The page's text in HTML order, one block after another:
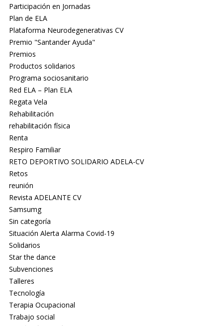
Participación en Jornadas
Plan de ELA
Plataforma Neurodegenerativas CV
Premio "Santander Ayuda"
Premios
Productos solidarios
Programa sociosanitario
Red ELA – Plan ELA
Regata Vela
Rehabilitación
rehabilitación física
Renta
Respiro Familiar
RETO DEPORTIVO SOLIDARIO ADELA-CV
Retos
reunión
Revista ADELANTE CV
Samsumg
Sin categoría
Situación Alerta Alarma Covid-19
Solidarios
Star the dance
Subvenciones
Talleres
Tecnología
Terapia Ocupacional
Trabajo social